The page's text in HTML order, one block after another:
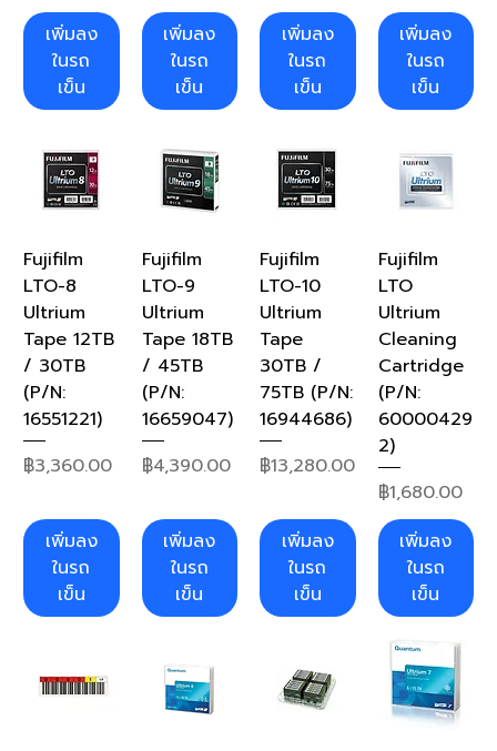
เพิ่มลง
ในรถ
เข็น
เพิ่มลง
ในรถ
เข็น
เพิ่มลง
ในรถ
เข็น
เพิ่มลง
ในรถ
เข็น
Fujifilm
LTO-8
Ultrium
Tape 12TB
/ 30TB
(P/N:
16551221)
ราคา
฿3,360.00
เพิ่มลง
ในรถ
เข็น
Fujifilm
LTO-9
Ultrium
Tape 18TB
/ 45TB
(P/N:
16659047)
ราคา
฿4,390.00
เพิ่มลง
ในรถ
เข็น
Fujifilm
LTO-10
Ultrium
Tape
30TB /
75TB (P/N:
16944686)
ราคา
฿13,280.00
เพิ่มลง
ในรถ
เข็น
Fujifilm
LTO
Ultrium
Cleaning
Cartridge
(P/N:
60000429
2)
ราคา
฿1,680.00
เพิ่มลง
ในรถ
เข็น